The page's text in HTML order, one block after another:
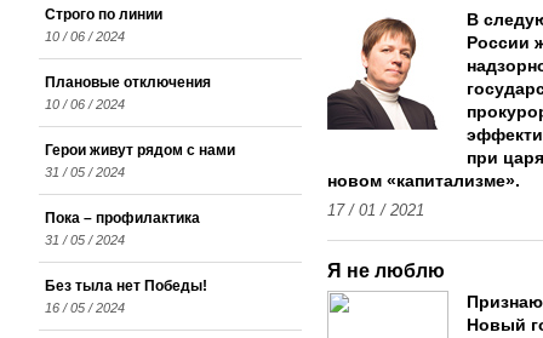
В
России
при
новом «капитализме».
17 / 01 / 2021
Я не люблю
Новый
Строго по линии
10 / 06 / 2024
Плановые отключения
10 / 06 / 2024
Герои живут рядом с нами
31 / 05 / 2024
Пока – профилактика
31 / 05 / 2024
Без тыла нет Победы!
16 / 05 / 2024